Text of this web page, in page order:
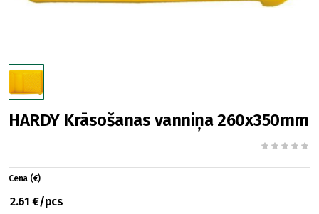
HARDY Krāsošanas vanniņa 260x350mm
Cena (€)
2.61 €/pcs